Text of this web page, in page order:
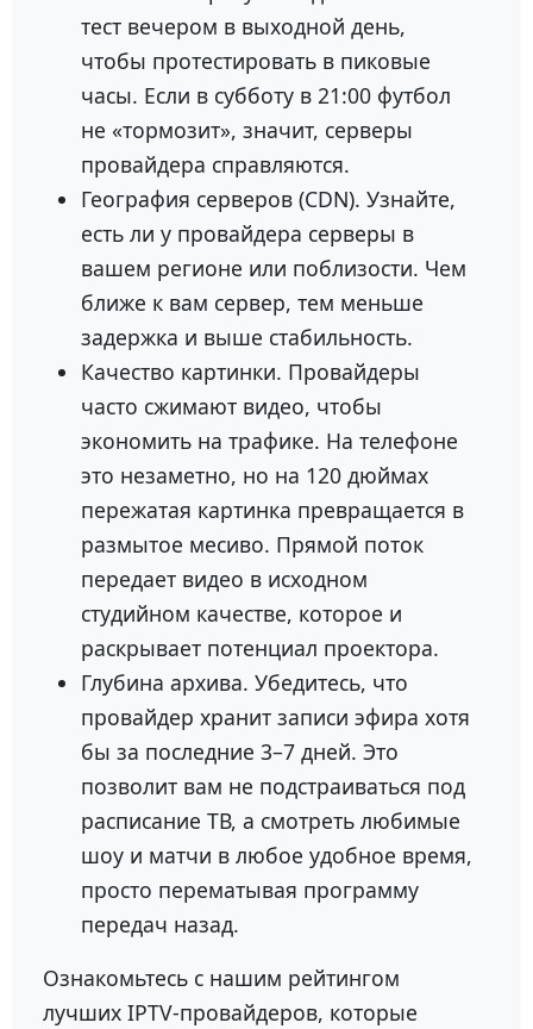
тест вечером в выходной день,
чтобы протестировать в пиковые
часы. Если в субботу в 21:00 футбол
не «тормозит», значит, серверы
провайдера справляются.
География серверов (CDN). Узнайте,
есть ли у провайдера серверы в
вашем регионе или поблизости. Чем
ближе к вам сервер, тем меньше
задержка и выше стабильность.
Качество картинки. Провайдеры
часто сжимают видео, чтобы
экономить на трафике. На телефоне
это незаметно, но на 120 дюймах
пережатая картинка превращается в
размытое месиво. Прямой поток
передает видео в исходном
студийном качестве, которое и
раскрывает потенциал проектора.
Глубина архива. Убедитесь, что
провайдер хранит записи эфира хотя
бы за последние 3–7 дней. Это
позволит вам не подстраиваться под
расписание ТВ, а смотреть любимые
шоу и матчи в любое удобное время,
просто перематывая программу
передач назад.
Ознакомьтесь с нашим рейтингом
лучших IPTV-провайдеров, которые